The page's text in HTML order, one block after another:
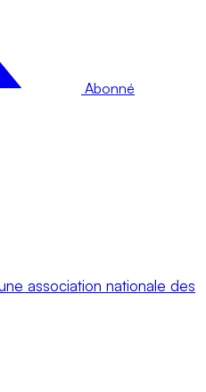
Abonné
association nationale des